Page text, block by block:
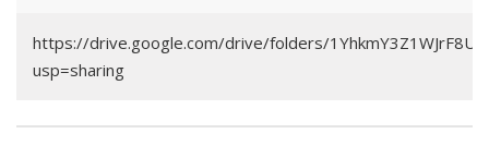
https://drive.google.com/drive/folders/
usp=sharing